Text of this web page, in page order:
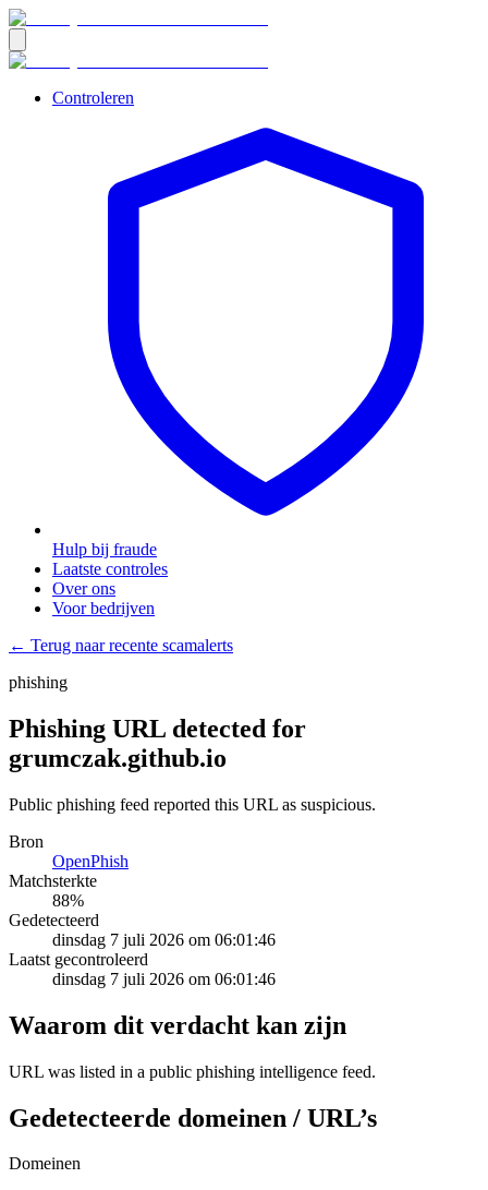
Controleren
Hulp bij fraude
Laatste controles
Over ons
Voor bedrijven
← Terug naar recente scamalerts
phishing
Phishing URL detected for
grumczak.github.io
Public phishing feed reported this URL as suspicious.
Bron
OpenPhish
Matchsterkte
88%
Gedetecteerd
dinsdag 7 juli 2026 om 06:01:46
Laatst gecontroleerd
dinsdag 7 juli 2026 om 06:01:46
Waarom dit verdacht kan zijn
URL was listed in a public phishing intelligence feed.
Gedetecteerde domeinen / URL’s
Domeinen